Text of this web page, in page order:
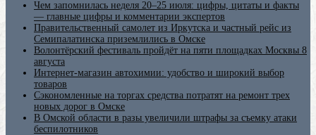
Чем запомнилась неделя 20–25 июля: цифры, цитаты и факты
— главные цифры и комментарии экспертов
Правительственный самолет из Иркутска и частный рейс из
Семипалатинска приземлились в Омске
Волонтёрский фестиваль пройдёт на пяти площадках Москвы 8
августа
Интернет-магазин автохимии: удобство и широкий выбор
товаров
Сэкономленные на торгах средства потратят на ремонт трех
новых дорог в Омске
В Омской области в разы увеличили штрафы за съемку атаки
беспилотников